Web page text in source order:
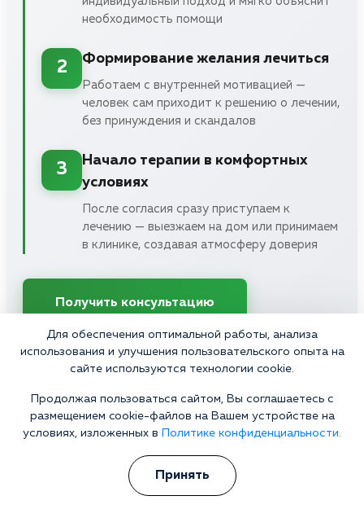
необходимость помощи
2
Формирование желания лечиться
Работаем с внутренней мотивацией —
человек сам приходит к решению о лечении,
без принуждения и скандалов
3
Начало терапии в комфортных
условиях
После согласия сразу приступаем к
лечению — выезжаем на дом или принимаем
в клинике, создавая атмосферу доверия
Получить консультацию
Конфиденциально • Работаем 24/7 • Выезд в течение часа
Отзывы
Для обеспечения оптимальной работы, анализа
использования и улучшения пользовательского опыта на
сайте используются технологии cookie.
Продолжая пользоваться сайтом, Вы соглашаетесь с
размещением cookie-файлов на Вашем устройстве на
условиях, изложенных в
Политике конфиденциальности.
Принять